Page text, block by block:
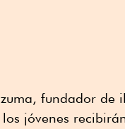
fundador de
jóvenes